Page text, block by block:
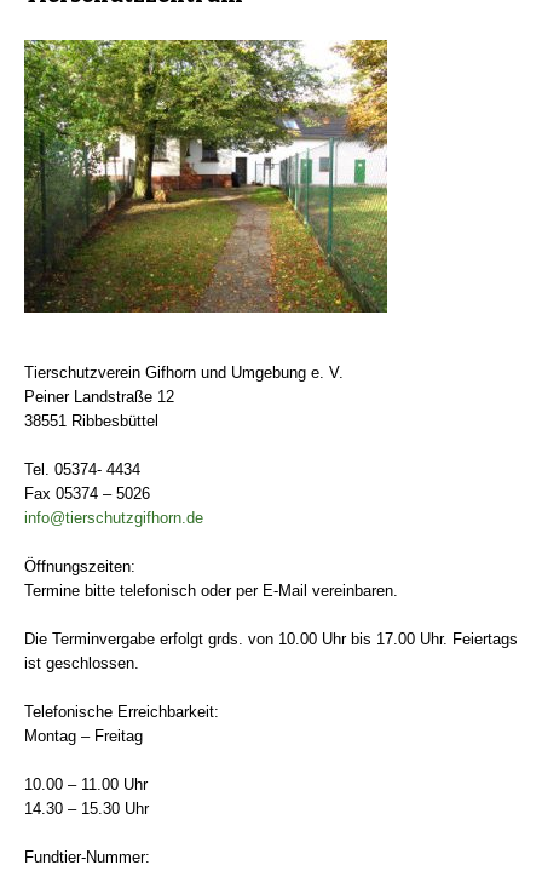
Tierschutzverein Gifhorn und Umgebung e. V.
Peiner Landstraße 12
38551 Ribbesbüttel
Tel. 05374- 4434
Fax 05374 – 5026
info@tierschutzgifhorn.de
Öffnungszeiten:
Termine bitte telefonisch oder per E-Mail vereinbaren.
Die Terminvergabe erfolgt grds. von 10.00 Uhr bis 17.00 Uhr. Feiertags
ist geschlossen.
Telefonische Erreichbarkeit:
Montag – Freitag
10.00 – 11.00 Uhr
14.30 – 15.30 Uhr
Fundtier-Nummer: